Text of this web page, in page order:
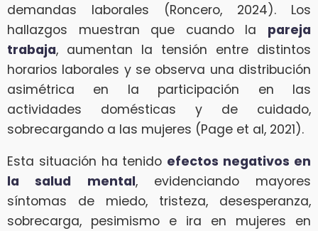
demandas laborales (Roncero, 2024). Los
hallazgos muestran que cuando la pareja
trabaja, aumentan la tensión entre distintos
horarios laborales y se observa una distribución
asimétrica en la participación en las
actividades domésticas y de cuidado,
sobrecargando a las mujeres (Page et al, 2021).
Esta situación ha tenido efectos negativos en
la salud mental, evidenciando mayores
síntomas de miedo, tristeza, desesperanza,
sobrecarga, pesimismo e ira en mujeres en